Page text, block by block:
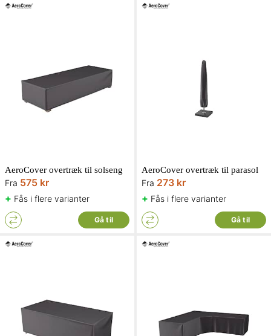
AeroCover overtræk til solseng
Fra 575 kr
+ Fås i flere varianter
Gå til
AeroCover overtræk til parasol
Fra 273 kr
+ Fås i flere varianter
Gå til